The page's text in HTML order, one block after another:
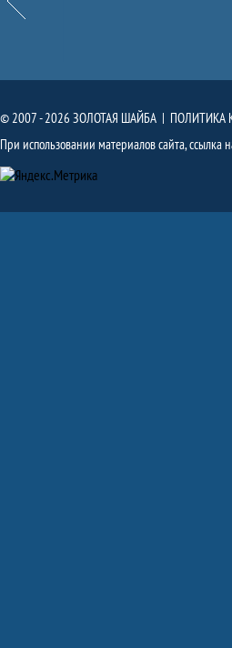
© 2007 - 2026 ЗОЛОТАЯ ШАЙБА | ПОЛИТИКА
При использовании материалов сайта, ссылка